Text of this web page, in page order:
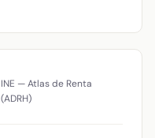
INE — Atlas de Renta
(ADRH)